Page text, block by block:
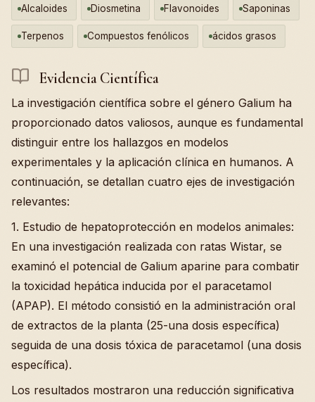
Alcaloides Diosmetina Flavonoides Saponinas
Terpenos Compuestos fenólicos ácidos grasos
Evidencia Científica
La investigación científica sobre el género Galium ha
proporcionado datos valiosos, aunque es fundamental
distinguir entre los hallazgos en modelos
experimentales y la aplicación clínica en humanos. A
continuación, se detallan cuatro ejes de investigación
relevantes:
1. Estudio de hepatoprotección en modelos animales:
En una investigación realizada con ratas Wistar, se
examinó el potencial de Galium aparine para combatir
la toxicidad hepática inducida por el paracetamol
(APAP). El método consistió en la administración oral
de extractos de la planta (25-una dosis específica)
seguida de una dosis tóxica de paracetamol (una dosis
específica).
Los resultados mostraron una reducción significativa